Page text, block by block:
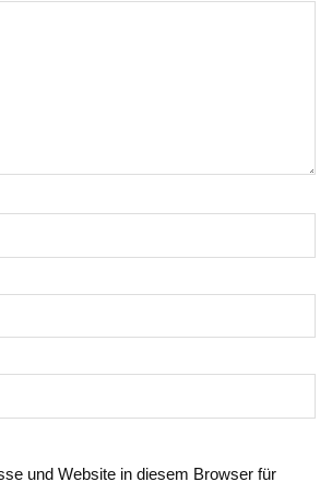
und Website in diesem Browser für